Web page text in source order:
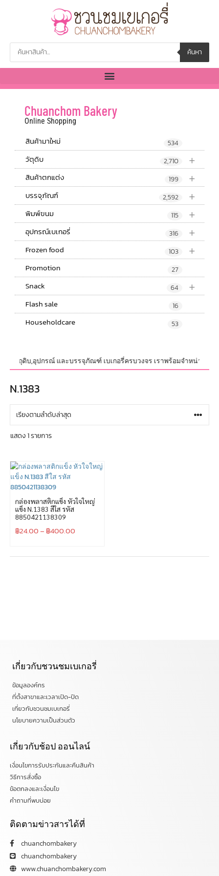
ค้นหา
Chuanchom Bakery
Online Shopping
สินค้ามาใหม่ 534
+
วัตุดิบ 2,710
+
สินค้าตกแต่ง 199
+
บรรจุภัณฑ์ 2,592
+
พิมพ์ขนม 115
+
อุปกรณ์เบเกอรี่ 316
+
Frozen food 103
Promotion 27
+
Snack 64
Flash sale 16
Householdcare 53
วัตถุดิบ,อุปกรณ์ และบรรจุภัณฑ์ เบเกอรี่ครบวงจร เราพร้อมจำหน่ายสิน
N.1383
แสดง 1 รายการ
กล่องพลาสติกแข็ง หัวใจใหญ่
แข็ง N.1383 สีใส รหัส
8850421138309
฿24.00– ฿400.00
เกี่ยวกับชวนชมเบเกอรี่
ข้อมูลองค์กร
ที่ตั้งสาขาและเวลาเปิด-ปิด
เกี่ยวกับชวนชมเบเกอรี่
นโยบายความเป็นส่วนตัว
เกี่ยวกับช้อป ออนไลน์
เงื่อนไขการรับประกันและคืนสินค้า
วิธีการสั่งซื้อ
ข้อตกลงและเงื่อนไข
คำถามที่พบบ่อย
ติดตามข่าวสารได้ที่
chuanchombakery
chuanchombakery
www.chuanchombakery.com